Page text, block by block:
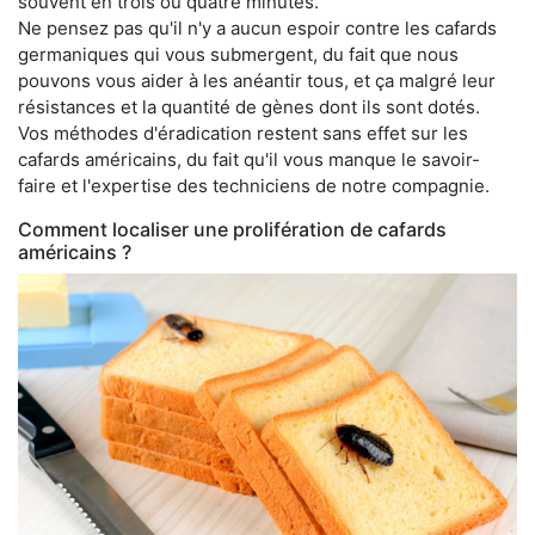
Ne pensez pas qu'il n'y a aucun espoir contre les cafards
germaniques qui vous submergent, du fait que nous
pouvons vous aider à les anéantir tous, et ça malgré leur
résistances et la quantité de gènes dont ils sont dotés.
Vos méthodes d'éradication restent sans effet sur les
cafards américains, du fait qu'il vous manque le savoir-
faire et l'expertise des techniciens de notre compagnie.
Comment localiser une prolifération de cafards
américains ?